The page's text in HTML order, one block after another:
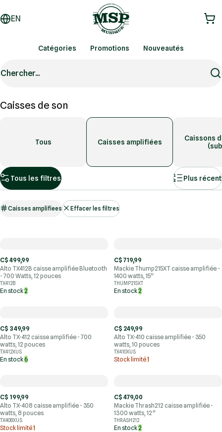
EN
Catégories Promotions Nouveautés
Chercher...
Caisses de son
Tous Caisses amplifiées
Caissons
Tous les filtres Plus récent
Caisses amplifiees Effacer les filtres
C$ 499,99
Alto TX412B caisse amplifiée Bluetooth
- 700 Watts, 12 pouces
TX412B
En stock2
C$ 719,99
Mackie Thump215XT caisse amplifiée -
1400 watts, 15''
THUMP215XT
En stock2
C$ 349,99
Alto TX-412 caisse amplifiée - 700
watts, 12 pouces
TX412XUS
En stock6
C$ 249,99
Alto TX-410 caisse amplifiée - 350
watts, 10 pouces
TX410XUS
Stock limité1
C$ 199,99
Alto TX-408 caisse amplifiée - 350
watts, 8 pouces
TX408XUS
Stock limité1
C$ 479,00
Mackie Thrash212 caisse amplifiée -
1300 watts, 12''
THRASH212
En stock2